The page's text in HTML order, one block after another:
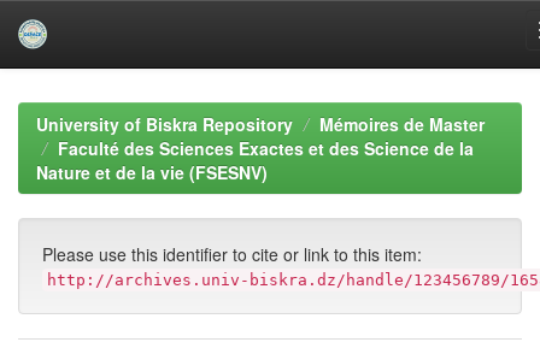
navigationUniversity of Biskra Repository
Mémoires de Master
Faculté des Sciences Exactes et des Science de la
Nature et de la vie (FSESNV)
Please use this identifier to cite or link to this item:
http://archives.univ-biskra.dz/handle/123456789/